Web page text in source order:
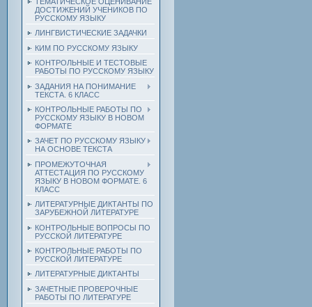
ДОСТИЖЕНИЙ УЧЕНИКОВ ПО
РУССКОМУ ЯЗЫКУ
ЛИНГВИСТИЧЕСКИЕ ЗАДАЧКИ
КИМ ПО РУССКОМУ ЯЗЫКУ
КОНТРОЛЬНЫЕ И ТЕСТОВЫЕ
РАБОТЫ ПО РУССКОМУ ЯЗЫКУ
ЗАДАНИЯ НА ПОНИМАНИЕ
ТЕКСТА. 6 КЛАСС
КОНТРОЛЬНЫЕ РАБОТЫ ПО
РУССКОМУ ЯЗЫКУ В НОВОМ
ФОРМАТЕ
ЗАЧЕТ ПО РУССКОМУ ЯЗЫКУ
НА ОСНОВЕ ТЕКСТА
ПРОМЕЖУТОЧНАЯ
АТТЕСТАЦИЯ ПО РУССКОМУ
ЯЗЫКУ В НОВОМ ФОРМАТЕ. 6
КЛАСС
ЛИТЕРАТУРНЫЕ ДИКТАНТЫ ПО
ЗАРУБЕЖНОЙ ЛИТЕРАТУРЕ
КОНТРОЛЬНЫЕ ВОПРОСЫ ПО
РУССКОЙ ЛИТЕРАТУРЕ
КОНТРОЛЬНЫЕ РАБОТЫ ПО
РУССКОЙ ЛИТЕРАТУРЕ
ЛИТЕРАТУРНЫЕ ДИКТАНТЫ
ЗАЧЕТНЫЕ ПРОВЕРОЧНЫЕ
РАБОТЫ ПО ЛИТЕРАТУРЕ